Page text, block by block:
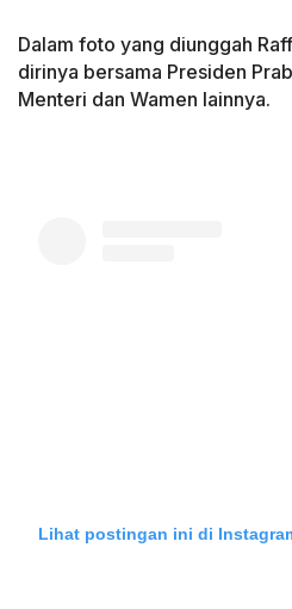
Dalam foto yang diunggah
dirinya bersama Presiden
Menteri dan Wamen lainnya.
Lihat postingan ini di